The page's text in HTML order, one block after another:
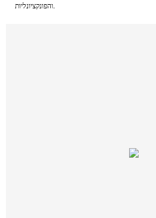
והפונקציונליות.